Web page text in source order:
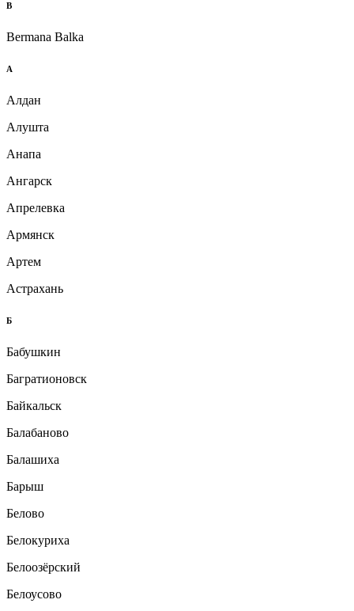
B
Bermana Balka
А
Алдан
Алушта
Анапа
Ангарск
Апрелевка
Армянск
Артем
Астрахань
Б
Бабушкин
Багратионовск
Байкальск
Балабаново
Балашиха
Барыш
Белово
Белокуриха
Белоозёрский
Белоусово